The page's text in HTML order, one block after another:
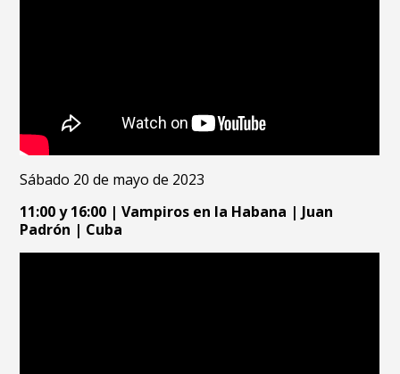
Sábado 20 de mayo de 2023
11:00 y 16:00 | Vampiros en la Habana | Juan
Padrón | Cuba